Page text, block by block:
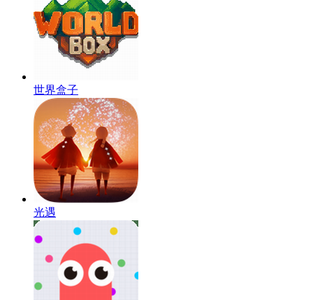
世界盒子
光遇